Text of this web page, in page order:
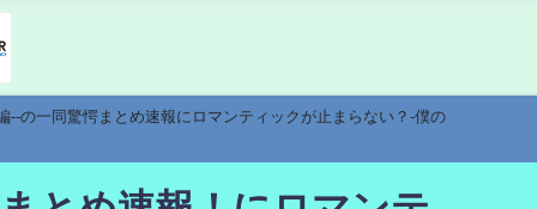
の一同驚愕まとめ速報にロマンティックが止まらない？-僕の